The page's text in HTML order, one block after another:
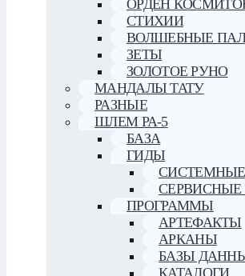
ОРДЕН
СТИХИИ
ВОЛШЕБНЫЕ
ЗЕТЫ
ЗОЛОТОЕ РУНО
МАНДАЛЫ ТАТУ
РАЗНЫЕ
ШЛЕМ РА-5
БАЗА
ГИДЫ
ПРОГРАММЫ
АРТЕФАКТЫ
АРКАНЫ
БАЗЫ
КАТАЛОГИ